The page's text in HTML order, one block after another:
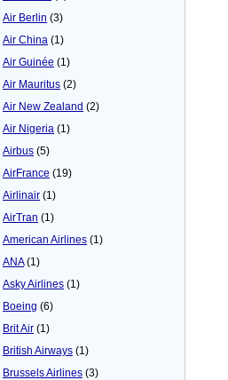
Air Berlin (3)
Air China (1)
Air Guinée (1)
Air Mauritus (2)
Air New Zealand (2)
Air Nigeria (1)
Airbus (5)
AirFrance (19)
Airlinair (1)
AirTran (1)
American Airlines (1)
ANA(1)
Asky Airlines (1)
Boeing (6)
Brit Air (1)
British Airways (1)
Brussels Airlines (3)